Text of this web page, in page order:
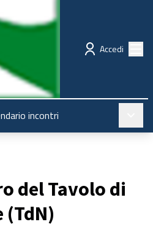
Accedi
incontri
del Tavolo di
(TdN)